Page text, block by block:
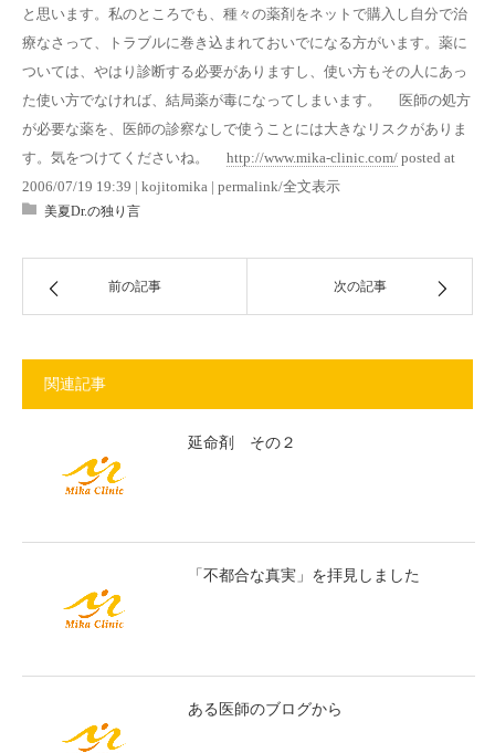
と思います。私のところでも、種々の薬剤をネットで購入し自分で治
療なさって、トラブルに巻き込まれておいでになる方がいます。薬に
ついては、やはり診断する必要がありますし、使い方もその人にあっ
た使い方でなければ、結局薬が毒になってしまいます。 医師の処方
が必要な薬を、医師の診察なしで使うことには大きなリスクがありま
す。気をつけてくださいね。 http://www.mika-clinic.com/ posted at
2006/07/19 19:39 | kojitomika | permalink/全文表示
美夏Dr.の独り言
前の記事 次の記事
関連記事
延命剤 その２
「不都合な真実」を拝見しました
ある医師のブログから